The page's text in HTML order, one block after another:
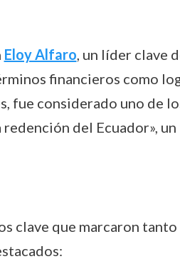
Eloy Alfaro, un líder clave
financieros como
fue considerado uno de
redención del Ecuador»,
clave que marcaron